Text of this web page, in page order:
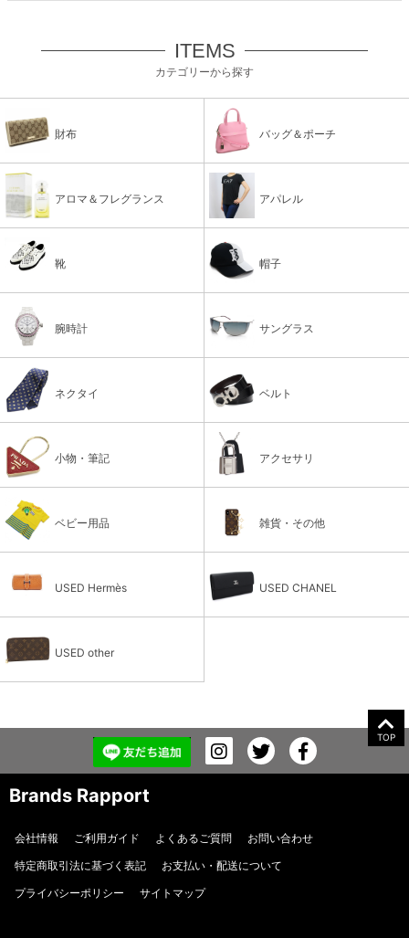
ITEMS
カテゴリーから探す
財布 バッグ＆ポーチ
アロマ＆フレグランス アパレル
靴 帽子
腕時計 サングラス
ネクタイ ベルト
小物・筆記 アクセサリ
ベビー用品 雑貨・その他
USED Hermès USED CHANEL
USED other
TOP
Brands Rapport
会社情報 ご利用ガイド よくあるご質問
お問い合わせ
特定商取引法に基づく表記
お支払い・配送について
プライバシーポリシー
サイトマップ